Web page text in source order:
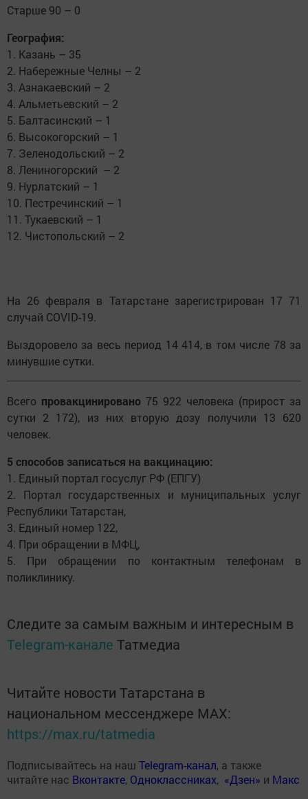
Старше 90 – 0
География:
1. Казань – 35
2. Набережные Челны – 2
3. Азнакаевский – 2
4. Альметьевский – 2
5. Балтасинский – 1
6. Высокогорский – 1
7. Зеленодольский – 2
8. Лениногорский – 2
9. Нурлатский – 1
10. Пестречинский – 1
11. Тукаевский – 1
12. Чистопольский – 2
На 26 февраля в Татарстане зарегистрирован 17 71
случай COVID-19.
Выздоровело за весь период 14 414, в том числе 78 за
минувшие сутки.
Всего провакцинировано 75 922 человека (прирост за
сутки 2 172), из них вторую дозу получили 13 620
человек.
5 способов записаться на вакцинацию:
1. Единый портал госуслуг РФ (ЕПГУ)
2. Портал государственных и муниципальных услуг
Республики Татарстан,
3. Единый номер 122,
4. При обращении в МФЦ,
5. При обращении по контактным телефонам в
поликлинику.
Следите за самым важным и интересным в
Telegram-канале Татмедиа
Читайте новости Татарстана в
национальном мессенджере MАХ:
https://max.ru/tatmedia
Подписывайтесь на наш Telegram-канал, а также
читайте нас Вконтакте, Одноклассниках, «Дзен» и Макс